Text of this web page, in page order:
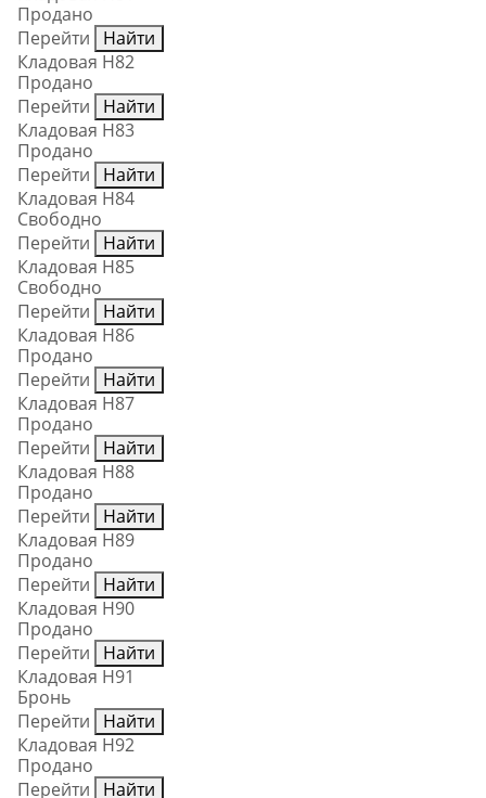
Продано
Перейти
Найти
Кладовая Н82
Продано
Перейти
Найти
Кладовая Н83
Продано
Перейти
Найти
Кладовая Н84
Свободно
Перейти
Найти
Кладовая Н85
Свободно
Перейти
Найти
Кладовая Н86
Продано
Перейти
Найти
Кладовая Н87
Продано
Перейти
Найти
Кладовая Н88
Продано
Перейти
Найти
Кладовая Н89
Продано
Перейти
Найти
Кладовая Н90
Продано
Перейти
Найти
Кладовая Н91
Бронь
Перейти
Найти
Кладовая Н92
Продано
Перейти
Найти